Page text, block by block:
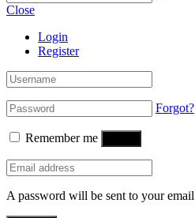
Close
Login
Register
Forgot?
Remember me
A password will be sent to your email